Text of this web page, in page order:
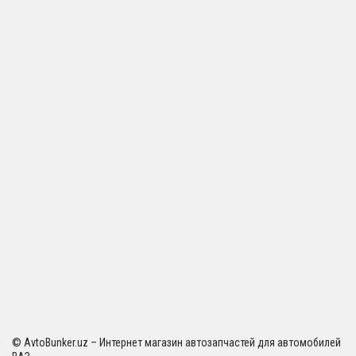
© AvtoBunker.uz – Интернет магазин автозапчастей для автомобилей